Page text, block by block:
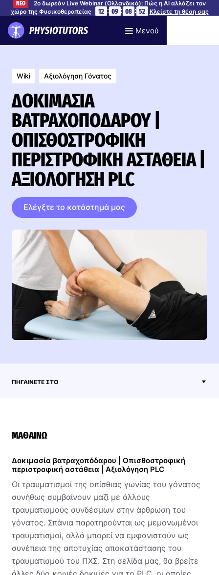
ΝΕΟ
2ο δωρεάν Live Webinar (Ολλανδικά): Πώς η AI αλλάζει τον
χώρο της Φυσικοθεραπείας
12 : 09 : 08 : 51 Κλείστε τη θέση σας
Μενού
Wiki Αξιολόγηση Γόνατος
ΔΟΚΙΜΑΣΊΑ
ΒΑΤΡΑΧΟΠΌΔΑΡΟΥ |
ΟΠΙΣΘΟΣΤΡΟΦΙΚΉ
ΠΕΡΙΣΤΡΟΦΙΚΉ ΑΣΤΆΘΕΙΑ |
ΑΞΙΟΛΌΓΗΣΗ PLC
Ελέγξτε το κατάστημά μας
ΠΗΓΑΊΝΕΤΕ ΣΤΟ
ΜΑΘΑΊΝΩ
Δοκιμασία βατραχοπόδαρου | Οπισθοστροφική
περιστροφική αστάθεια | Αξιολόγηση PLC
Οι τραυματισμοί της οπίσθιας γωνίας του γόνατος
συνήθως συμβαίνουν μαζί με άλλους
τραυματισμούς συνδέσμων στην άρθρωση του
γόνατος. Σπάνια παρατηρούνται ως μεμονωμένοι
τραυματισμοί, αλλά μπορεί να εμφανιστούν ως
συνέπεια της αποτυχίας αποκατάστασης του
τραυματισμού του ΠΧΣ. Στη σελίδα μας, θα βρείτε